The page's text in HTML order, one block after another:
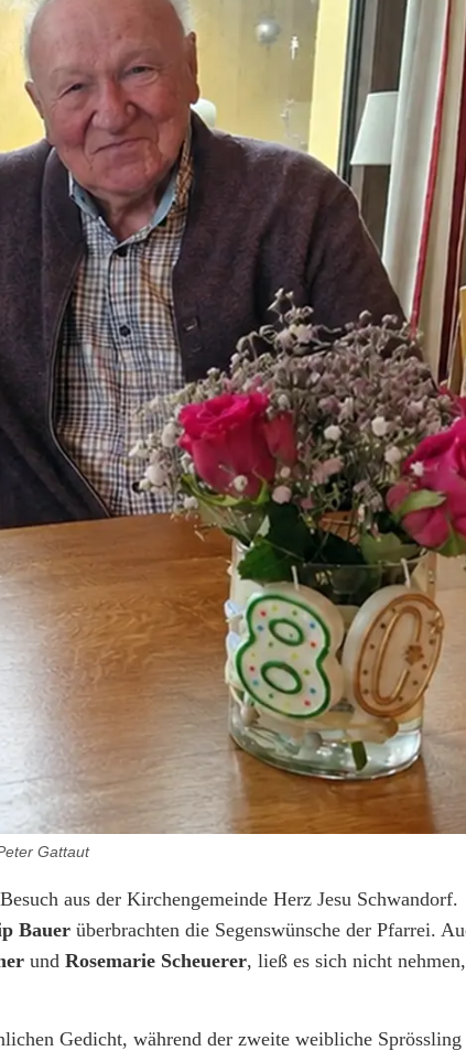
Gattaut
aus der Kirchengemeinde Herz Jesu Schwandorf.
Bauer überbrachten die Segenswünsche der Pfarrei.
und Rosemarie Scheuerer, ließ es sich nicht
Gedicht, während der zweite weibliche Sprössling